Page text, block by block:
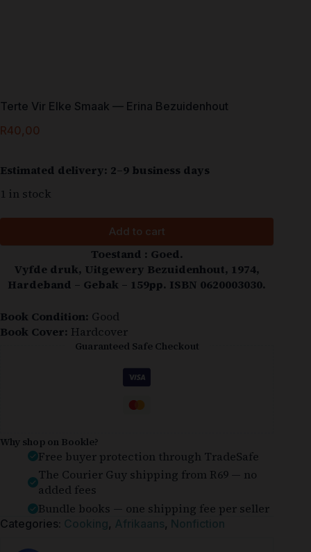
Terte Vir Elke Smaak — Erina Bezuidenhout
R40,00
Estimated delivery: 2–9 business days
1 in stock
Add to cart
Toestand : Goed.
Vyfde druk, Uitgewery Bezuidenhout, 1974,
Hardeband – Gebak – 159pp. ISBN 0620003030.
Book Condition: Good
Book Cover: Hardcover
Guaranteed Safe Checkout
Why shop on Bookle?
Free buyer protection through TradeSafe
The Courier Guy shipping from R69 — no
added fees
Bundle books — one shipping fee per seller
Categories: Cooking, Afrikaans, Nonfiction